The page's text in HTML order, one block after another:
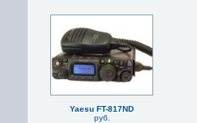
Yaesu FT-817ND
руб.